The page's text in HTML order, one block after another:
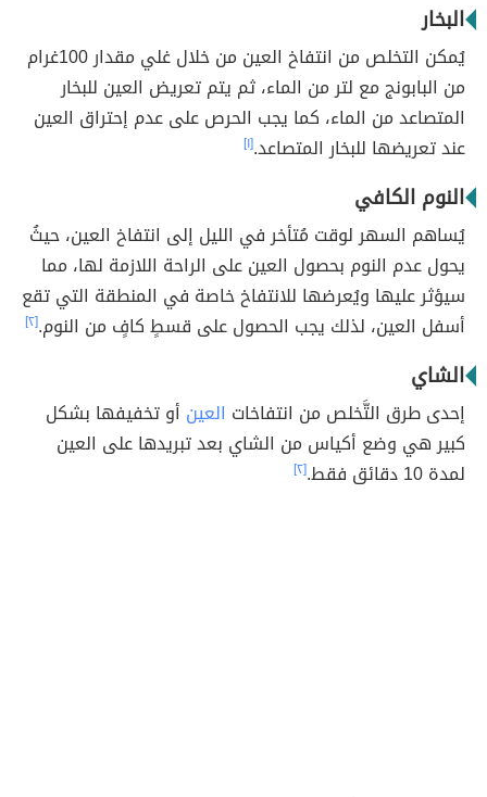
البخار
يُمكن التخلص من انتفاخ العين من خلال غلي مقدار 100غرام
من البابونج مع لتر من الماء، ثم يتم تعريض العين للبخار
المتصاعد من الماء، كما يجب الحرص على عدم إحتراق العين
عند تعريضها للبخار المتصاعد.[١]
النوم الكافي
يُساهم السهر لوقت مُتأخر في الليل إلى انتفاخ العين، حيثُ
يحول عدم النوم بحصول العين على الراحة اللازمة لها، مما
سيؤثر عليها ويُعرضها للانتفاخ خاصة في المنطقة التي تقع
أسفل العين، لذلك يجب الحصول على قسطٍ كافٍ من النوم.[٢]
الشاي
إحدى طرق التَّخلص من انتفاخات العين أو تخفيفها بشكل
كبير هي وضع أكياس من الشاي بعد تبريدها على العين
لمدة 10 دقائق فقط.
[٢]